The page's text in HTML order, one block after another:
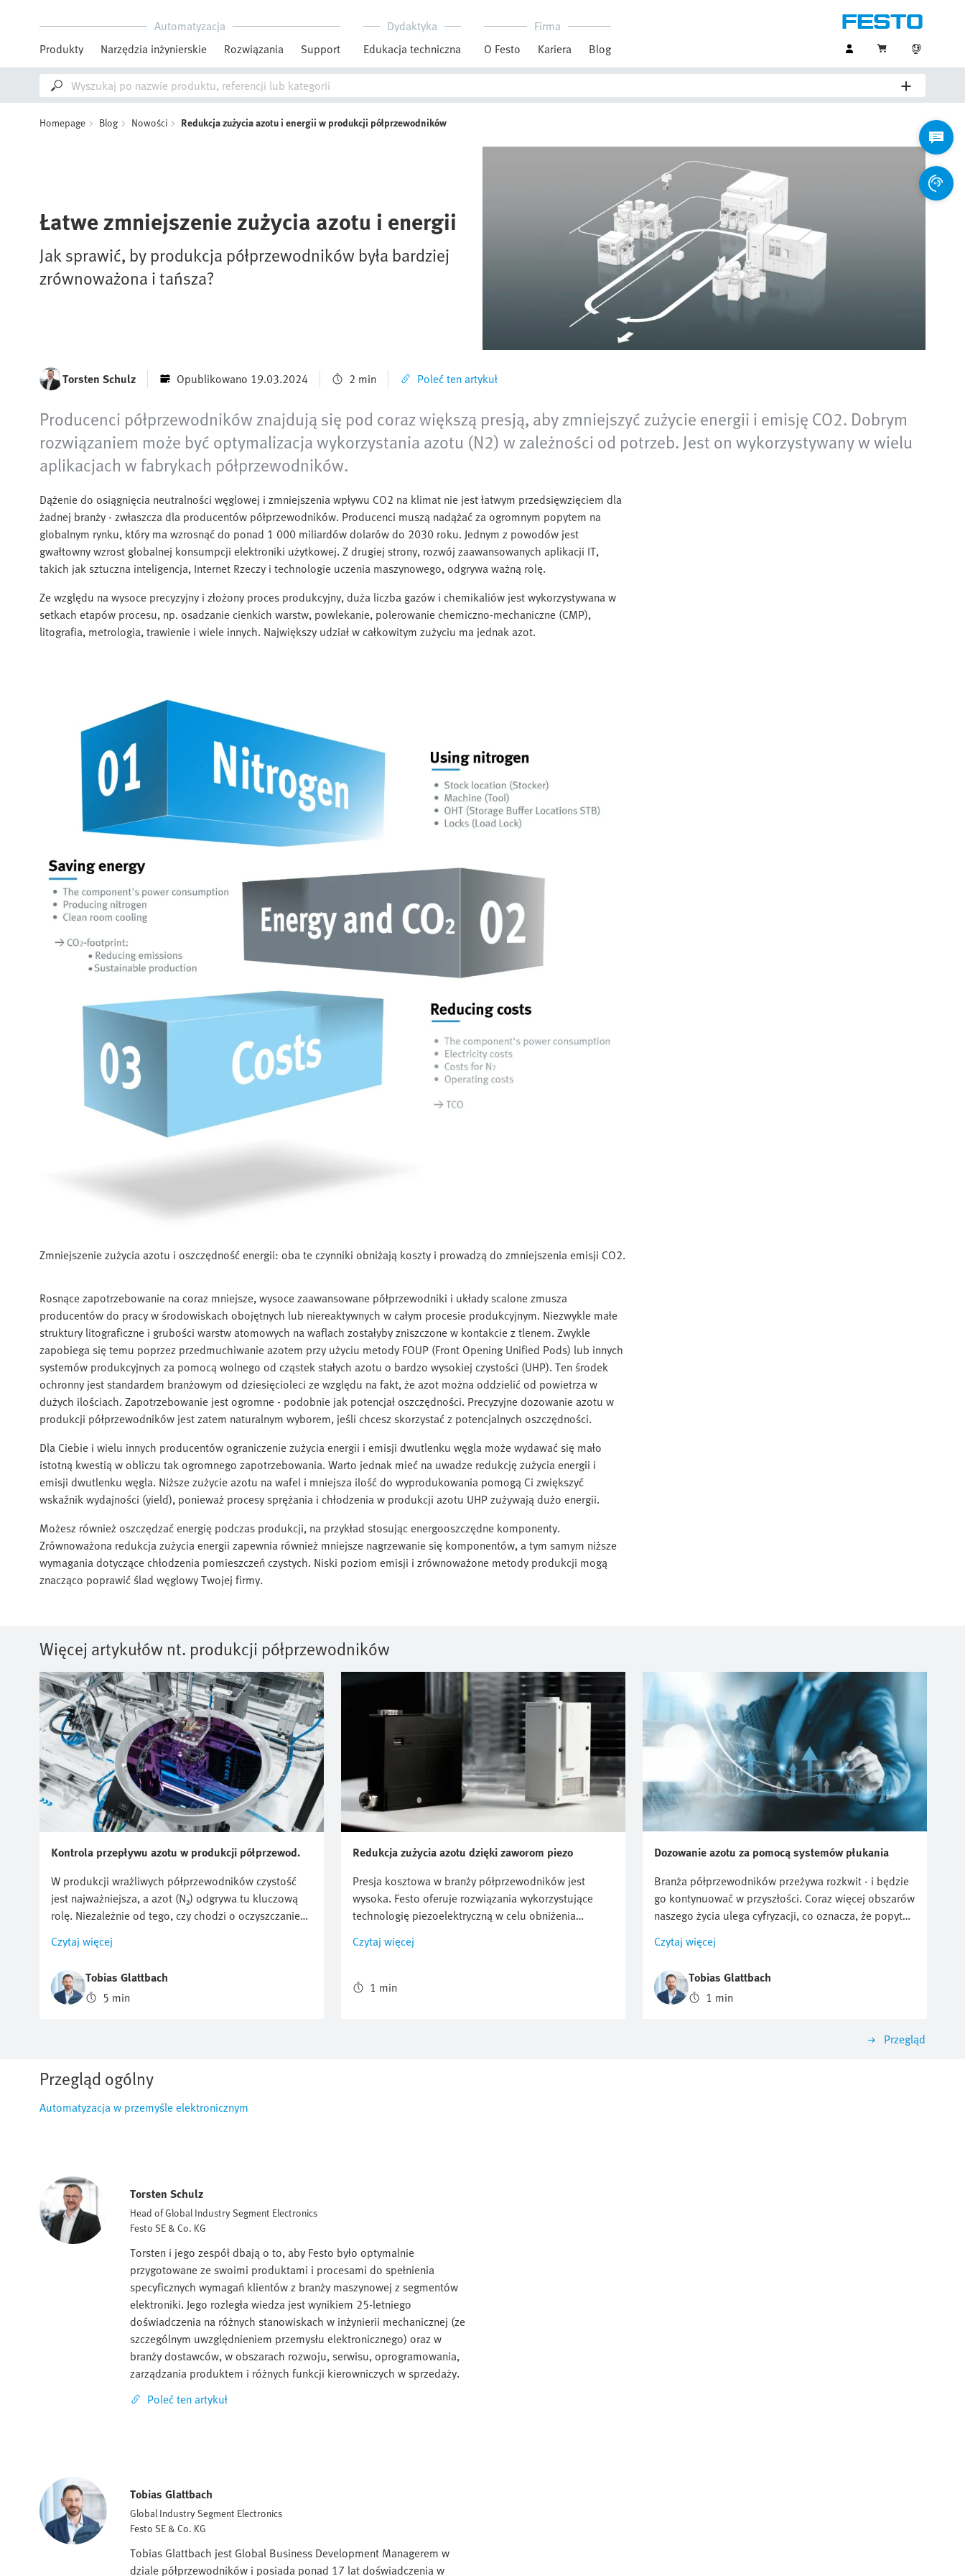
Automatyzacja
Produkty
Narzędzia inżynierskie Rozwiązania Support
Dydaktyka
Edukacja techniczna
Firma
O Festo
Kariera Blog
Homepage Blog Nowości Redukcja zużycia azotu i energii w produkcji półprzewodników
Łatwe zmniejszenie zużycia azotu i energii
Jak sprawić, by produkcja półprzewodników była bardziej
zrównoważona i tańsza?
Torsten Schulz Opublikowano 19.03.2024 2 min Poleć ten artykuł
Producenci półprzewodników znajdują się pod coraz większą presją, aby zmniejszyć zużycie energii i emisję CO2. Dobrym
rozwiązaniem może być optymalizacja wykorzystania azotu (N2) w zależności od potrzeb. Jest on wykorzystywany w wielu
aplikacjach w fabrykach półprzewodników.
Dążenie do osiągnięcia neutralności węglowej i zmniejszenia wpływu CO2 na klimat nie jest łatwym przedsięwzięciem dla
żadnej branży - zwłaszcza dla producentów półprzewodników. Producenci muszą nadążać za ogromnym popytem na
globalnym rynku, który ma wzrosnąć do ponad 1 000 miliardów dolarów do 2030 roku. Jednym z powodów jest
gwałtowny wzrost globalnej konsumpcji elektroniki użytkowej. Z drugiej strony, rozwój zaawansowanych aplikacji IT,
takich jak sztuczna inteligencja, Internet Rzeczy i technologie uczenia maszynowego, odgrywa ważną rolę.
Ze względu na wysoce precyzyjny i złożony proces produkcyjny, duża liczba gazów i chemikaliów jest wykorzystywana w
setkach etapów procesu, np. osadzanie cienkich warstw, powlekanie, polerowanie chemiczno-mechaniczne (CMP),
litografia, metrologia, trawienie i wiele innych. Największy udział w całkowitym zużyciu ma jednak azot.
Zmniejszenie zużycia azotu i oszczędność energii: oba te czynniki obniżają koszty i prowadzą do zmniejszenia emisji CO2.
Rosnące zapotrzebowanie na coraz mniejsze, wysoce zaawansowane półprzewodniki i układy scalone zmusza
producentów do pracy w środowiskach obojętnych lub niereaktywnych w całym procesie produkcyjnym. Niezwykle małe
struktury litograficzne i grubości warstw atomowych na waflach zostałyby zniszczone w kontakcie z tlenem. Zwykle
zapobiega się temu poprzez przedmuchiwanie azotem przy użyciu metody FOUP (Front Opening Unified Pods) lub innych
systemów produkcyjnych za pomocą wolnego od cząstek stałych azotu o bardzo wysokiej czystości (UHP). Ten środek
ochronny jest standardem branżowym od dziesięcioleci ze względu na fakt, że azot można oddzielić od powietrza w
dużych ilościach. Zapotrzebowanie jest ogromne - podobnie jak potencjał oszczędności. Precyzyjne dozowanie azotu w
produkcji półprzewodników jest zatem naturalnym wyborem, jeśli chcesz skorzystać z potencjalnych oszczędności.
Dla Ciebie i wielu innych producentów ograniczenie zużycia energii i emisji dwutlenku węgla może wydawać się mało
istotną kwestią w obliczu tak ogromnego zapotrzebowania. Warto jednak mieć na uwadze redukcję zużycia energii i
emisji dwutlenku węgla. Niższe zużycie azotu na wafel i mniejsza ilość do wyprodukowania pomogą Ci zwiększyć
wskaźnik wydajności (yield), ponieważ procesy sprężania i chłodzenia w produkcji azotu UHP zużywają dużo energii.
Możesz również oszczędzać energię podczas produkcji, na przykład stosując energooszczędne komponenty.
Zrównoważona redukcja zużycia energii zapewnia również mniejsze nagrzewanie się komponentów, a tym samym niższe
wymagania dotyczące chłodzenia pomieszczeń czystych. Niski poziom emisji i zrównoważone metody produkcji mogą
znacząco poprawić ślad węglowy Twojej firmy.
Więcej artykułów nt. produkcji półprzewodników
Kontrola przepływu azotu w produkcji półprzewod.
W produkcji wrażliwych półprzewodników czystość
jest najważniejsza, a azot (N₂) odgrywa tu kluczową
rolę. Niezależnie od tego, czy chodzi o oczyszczanie
przed cząstkami i innymi zanieczyszczeniami, czy też o
ochronę przed utlenianiem, optymalizacja zużycia
azotu ma kluczowe znaczenie. Ale jak można
regulować ten przepływ w sposób wydajny,
Czytaj więcej
Tobias Glattbach
5 min
Redukcja zużycia azotu dzięki zaworom piezo
Presja kosztowa w branży półprzewodników jest
wysoka. Festo oferuje rozwiązania wykorzystujące
technologię piezoelektryczną w celu obniżenia
jakości procesu. Ponieważ: "Wydajność jest
zmniejszona w tym samym czasie.
Czytaj więcej
1 min
Dozowanie azotu za pomocą systemów płukania
Branża półprzewodników przeżywa rozkwit - i będzie
go kontynuować w przyszłości. Coraz więcej obszarów
naszego życia ulega cyfryzacji, co oznacza, że popyt
stale rośnie. Jednocześnie rośnie presja cenowa na
producentów. W tym filmie pokazujemy, ile azotu
można zaoszczędzić i jaki pozytywny wpływ można
mieć na środowisko.
Czytaj więcej
Tobias Glattbach
1 min
Przegląd
Przegląd ogólny
Automatyzacja w przemyśle elektronicznym
Torsten Schulz
Head of Global Industry Segment Electronics
Festo SE & Co. KG
Torsten i jego zespół dbają o to, aby Festo było optymalnie
przygotowane ze swoimi produktami i procesami do spełnienia
specyficznych wymagań klientów z branży maszynowej z segmentów
elektroniki. Jego rozległa wiedza jest wynikiem 25-letniego
doświadczenia na różnych stanowiskach w inżynierii mechanicznej (ze
szczególnym uwzględnieniem przemysłu elektronicznego) oraz w
branży dostawców, w obszarach rozwoju, serwisu, oprogramowania,
zarządzania produktem i różnych funkcji kierowniczych w sprzedaży.
Poleć ten artykuł
Tobias Glattbach
Global Industry Segment Electronics
Festo SE & Co. KG
Tobias Glattbach jest Global Business Development Managerem w
dziale półprzewodników i posiada ponad 17 lat doświadczenia w